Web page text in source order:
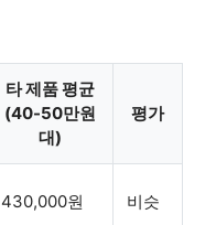
타 제품 평균
(40-50만원
대)
평가
430,000원 비슷